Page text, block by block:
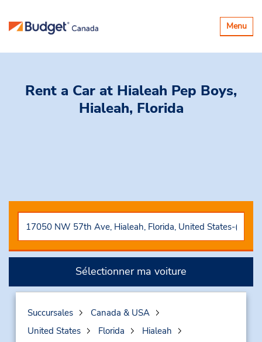
Basculer
la
Menu
Rent a Car at Hialeah Pep Boys,
Hialeah, Florida
Sélectionner ma voiture
Succursales
Canada & USA
United States
Florida
Hialeah